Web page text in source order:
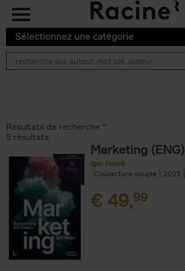
Aller au contenu principal
Sélectionnez une catégorie
Résultats de recherche ''
5 résultats
Marketing (ENG)
Igor Nowé
Couverture souple
2025
€ 49,99